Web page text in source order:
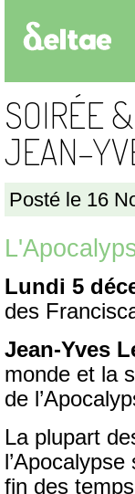
SOIRÉE
JEAN-
Posté le 16
Lundi 5
des
Jean-Yves
monde et la
de
La plupart
fin des